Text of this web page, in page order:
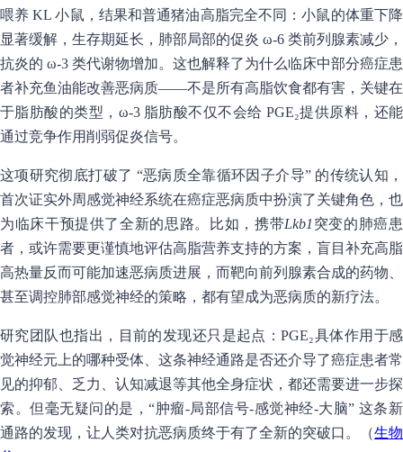
喂养 KL 小鼠，结果和普通猪油高脂完全不同：小鼠的体重下降
显著缓解，生存期延长，肺部局部的促炎 ω-6 类前列腺素减少，
抗炎的 ω-3 类代谢物增加。这也解释了为什么临床中部分癌症患
者补充鱼油能改善恶病质——不是所有高脂饮食都有害，关键在
于脂肪酸的类型，ω-3 脂肪酸不仅不会给 PGE₂提供原料，还能
通过竞争作用削弱促炎信号。
这项研究彻底打破了 “恶病质全靠循环因子介导” 的传统认知，
首次证实外周感觉神经系统在癌症恶病质中扮演了关键角色，也
为临床干预提供了全新的思路。比如，携带Lkb1 突变的肺癌患
者，或许需要更谨慎地评估高脂营养支持的方案，盲目补充高脂
高热量反而可能加速恶病质进展，而靶向前列腺素合成的药物、
甚至调控肺部感觉神经的策略，都有望成为恶病质的新疗法。
研究团队也指出，目前的发现还只是起点：PGE₂具体作用于感
觉神经元上的哪种受体、这条神经通路是否还介导了癌症患者常
见的抑郁、乏力、认知减退等其他全身症状，都还需要进一步探
索。但毫无疑问的是，“肿瘤-局部信号-感觉神经-大脑” 这条新
通路的发现，让人类对抗恶病质终于有了全新的突破口。（生物